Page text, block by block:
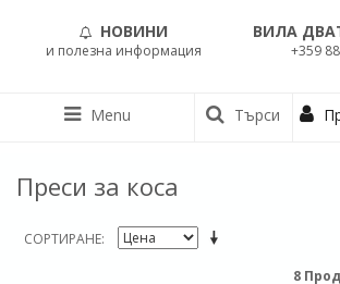
НОВИНИ
и полезна информация
ВИЛА
+359
Menu Търси
Преси за коса
СОРТИРАНЕ
8